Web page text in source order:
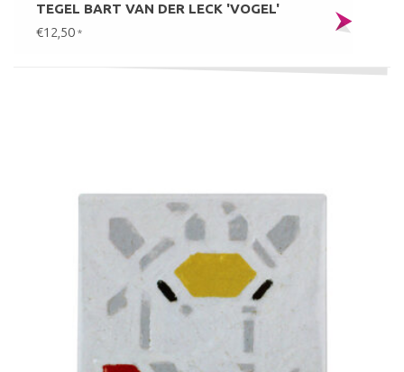
TEGEL BART VAN DER LECK 'VOGEL'
€12,50 *